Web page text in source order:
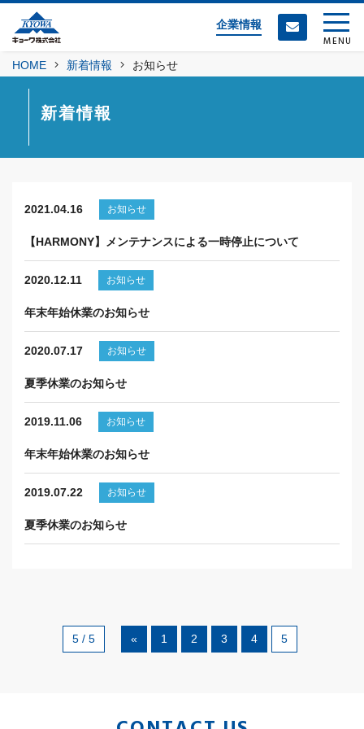
企業情報
MENU
HOME 新着情報 お知らせ
新着情報
2021.04.16 お知らせ
【HARMONY】メンテナンスによる一時停止について
2020.12.11 お知らせ
年末年始休業のお知らせ
2020.07.17 お知らせ
夏季休業のお知らせ
2019.11.06 お知らせ
年末年始休業のお知らせ
2019.07.22 お知らせ
夏季休業のお知らせ
5 / 5 « 1 2 3 4 5